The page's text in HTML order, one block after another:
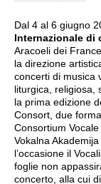
Dal 4 al 6 giugno
Internazionale di
Aracoeli dei
la direzione
concerti di musica
liturgica, religiosa,
la prima edizione
Consort, due
Consortium
Vokalna
l’occasione il
foglie non
concerto, alla cui